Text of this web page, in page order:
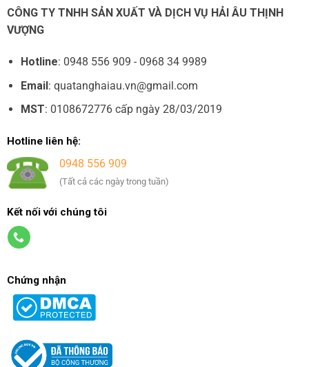
CÔNG TY TNHH SẢN XUẤT VÀ DỊCH VỤ HẢI ÂU THỊNH
VƯỢNG
Hotline: 0948 556 909 - 0968 34 9989
Email: quatanghaiau.vn@gmail.com
MST: 0108672776 cấp ngày 28/03/2019
Hotline liên hệ:
0948 556 909
(Tất cả các ngày trong tuần)
Kết nối với chúng tôi
Chứng nhận